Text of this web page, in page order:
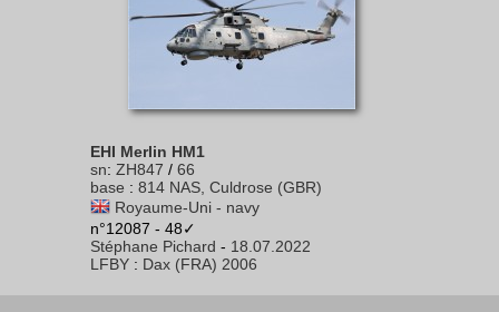
EHI Merlin HM1
sn: ZH847 / 66
base : 814 NAS, Culdrose (GBR)
Royaume-Uni - navy
n°12087 - 48✓
Stéphane Pichard - 18.07.2022
LFBY : Dax (FRA) 2006